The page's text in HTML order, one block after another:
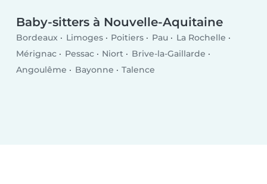
Baby-sitters à Nouvelle-Aquitaine
Bordeaux Limoges Poitiers Pau
La Rochelle
Mérignac
Pessac Niort
Brive-la-Gaillarde
Angoulême
Bayonne Talence